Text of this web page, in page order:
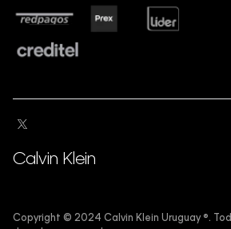
Calvin Klein
Copyright ©️ 2024 Calvin Klein Uruguay ®️.